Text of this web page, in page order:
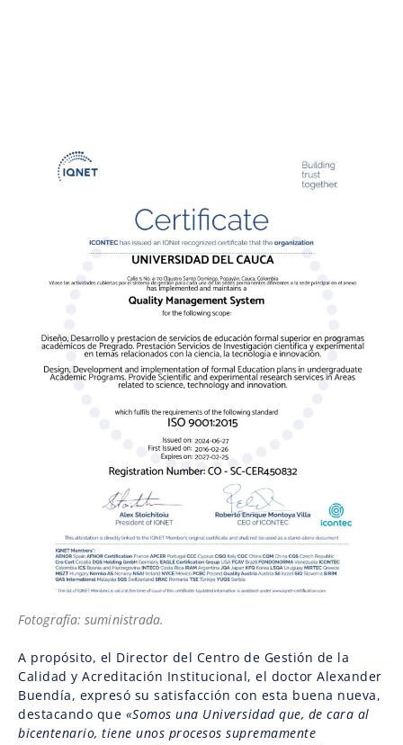
Fotografía: suministrada.
A propósito, el Director del Centro de Gestión de la
Calidad y Acreditación Institucional, el doctor Alexander
Buendía, expresó su satisfacción con esta buena nueva,
destacando que «Somos una Universidad que, de cara al
bicentenario, tiene unos procesos supremamente